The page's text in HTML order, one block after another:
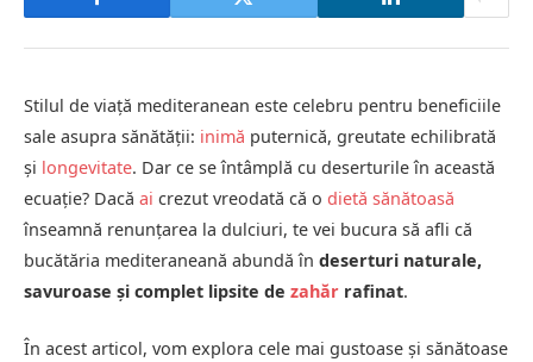
Stilul de viață mediteranean este celebru pentru beneficiile
sale asupra sănătății: inimă puternică, greutate echilibrată
și longevitate. Dar ce se întâmplă cu deserturile în această
ecuație? Dacă ai crezut vreodată că o dietă sănătoasă
înseamnă renunțarea la dulciuri, te vei bucura să afli că
bucătăria mediteraneană abundă în deserturi naturale,
savuroase și complet lipsite de zahăr rafinat.
În acest articol, vom explora cele mai gustoase și sănătoase